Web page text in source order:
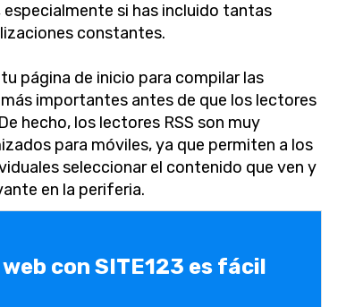
si has incluido tantas
constantes.
página de inicio para compilar las
importantes antes de que los lectores
hecho, los lectores RSS son muy
para móviles, ya que permiten a los
seleccionar el contenido que ven y
en la periferia.
con SITE123 es fácil